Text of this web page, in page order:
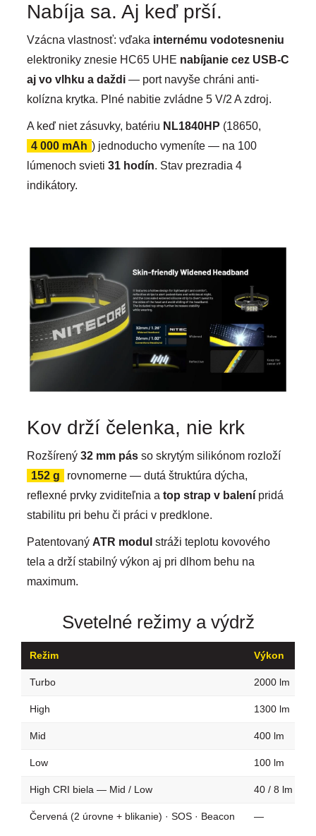
Nabíja sa. Aj keď prší.
Vzácna vlastnosť: vďaka internému vodotesneniu
elektroniky znesie HC65 UHE nabíjanie cez USB-C
aj vo vlhku a daždi — port navyše chráni anti-
kolízna krytka. Plné nabitie zvládne 5 V/2 A zdroj.
A keď niet zásuvky, batériu NL1840HP (18650,
4 000 mAh ) jednoducho vymeníte — na 100
lúmenoch svieti 31 hodín. Stav prezradia 4
indikátory.
Kov drží čelenka, nie krk
Rozšírený 32 mm pás so skrytým silikónom rozloží
152 g
rovnomerne — dutá štruktúra dýcha,
reflexné prvky zviditeľnia a top strap v balení pridá
stabilitu pri behu či práci v predklone.
Patentovaný ATR modul stráži teplotu kovového
tela a drží stabilný výkon aj pri dlhom behu na
maximum.
Svetelné režimy a výdrž
Režim Výkon
Turbo 2000 lm
High 1300 lm
Mid 400 lm
Low 100 lm
High CRI biela — Mid / Low 40 / 8 lm
Červená (2 úrovne + blikanie) · SOS · Beacon —